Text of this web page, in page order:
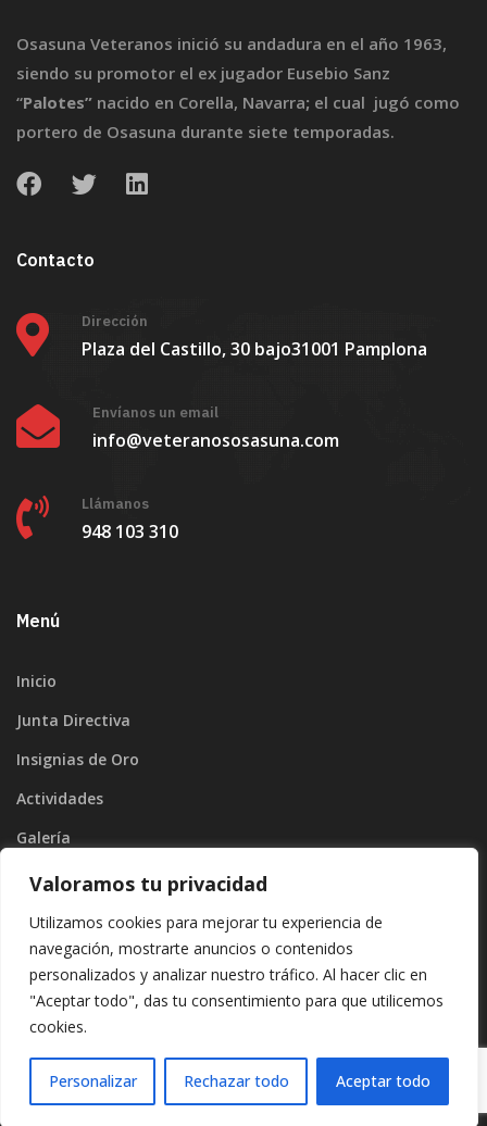
Valoramos tu privacidad
Utilizamos cookies para mejorar tu experiencia de
navegación, mostrarte anuncios o contenidos
personalizados y analizar nuestro tráfico. Al hacer clic en
"Aceptar todo", das tu consentimiento para que utilicemos
cookies.
Personalizar Rechazar todo Aceptar todo
Osasuna Veteranos inició su andadura en el año 1963,
siendo su promotor el ex jugador Eusebio Sanz
“Palotes” nacido en Corella, Navarra; el cual jugó como
portero de Osasuna durante siete temporadas.
Contacto
Dirección
Plaza del Castillo, 30 bajo31001 Pamplona
Envíanos un email
info@veteranososasuna.com
Llámanos
948 103 310
Menú
Inicio
Junta Directiva
Insignias de Oro
Actividades
Galería
Blog
Contacto
Copyright ©2026